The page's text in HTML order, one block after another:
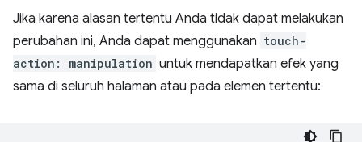
Jika karena alasan tertentu Anda tidak dapat melakukan
perubahan ini, Anda dapat menggunakan touch-
action: manipulation untuk mendapatkan efek yang
sama di seluruh halaman atau pada elemen tertentu: